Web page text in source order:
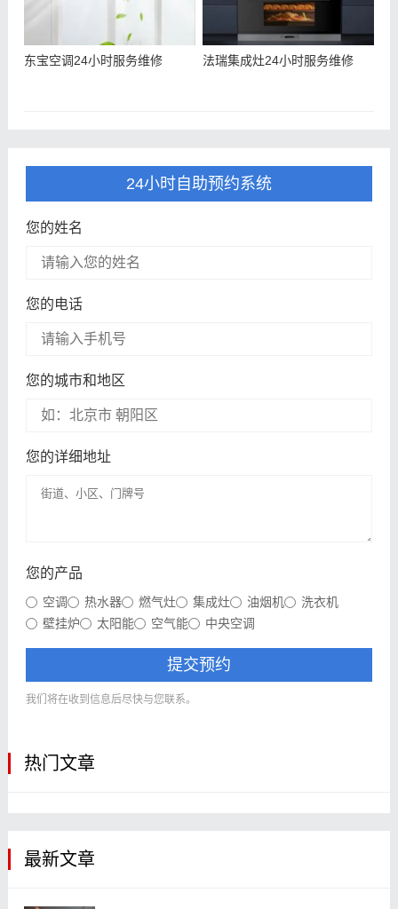
东宝空调24小时服务维修 法瑞集成灶24小时服务维修
24小时自助预约系统
您的姓名
您的电话
您的城市和地区
您的详细地址
您的产品
空调 热水器 燃气灶 集成灶 油烟机
洗衣机
壁挂炉
太阳能 空气能 中央空调
提交预约
我们将在收到信息后尽快与您联系。
热门文章
最新文章